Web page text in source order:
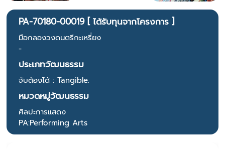
PA-70180-00019 [ ได้รับทุนจากโครงการ ]
มือกลองวงดนตรีกะเหรี่ยง
-
ประเภทวัฒนธรรม
จับต้องได้ : Tangible.
หมวดหมู่วัฒนธรรม
ศิลปะการแสดง
PA:Performing Arts